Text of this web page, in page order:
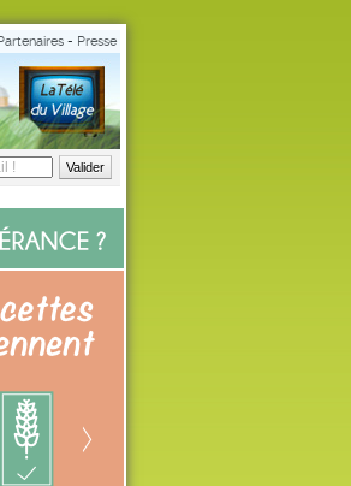
- Presse